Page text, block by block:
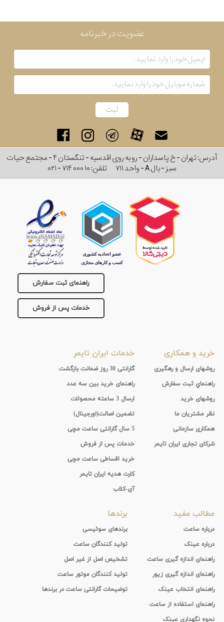
تیرگی
لنز
میزان
نوع
عضویت در خبرنامه
آدرس: تهران - خ پاسداران - رو به روی اقدسیه - تنگستان ۴ - مجتمع حیات
سبز - بال A - واحد ۷۱۱
تلفن:۰۲۱ - ۷۱۴ ۰۰۰ ۱۰
راهنمای ثبت سفارش
خدمات پس از فروش
خرید و همکاری
روشهای ارسال و رهگیری
راهنماي ثبت سفارش
روشهای خرید
نظر مشتریان ما
همکاری سازمانی
شرکای تجاری ایران تایمر
خدمات ایران تایمر
گارانتی 30 روز ضمانت بازگشت
راهنمای خرید بین سه عدد
ارسال 3 ساعته محصولات
تضمین اصالت(اورجینال)
5 سال گارانتی ساعت مچی
خدمات پس از فروش
خرید اقساطی ساعت مچی
کارت هدیه ایران تایمر
آی-کلاب
مطالب مفید
درباره ساعت
درباره عینک
راهنمای اندازه گیری ساعت
راهنمای اندازه گیری زیور
راهنمای انتخاب عینک
راهنمای استفاده از ساعت
نحوه نگهداری عینک
برندها
برندهای سوئیسی
تولید کنندگان ساعت
تشخیص اصل از غیر اصل
تولید کنندگان موتور ساعت
توضیحات گارانتی ساعت در برندها